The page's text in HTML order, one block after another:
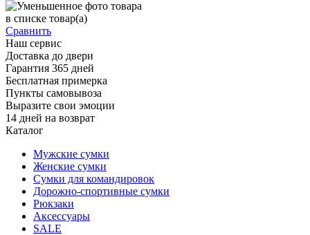
в списке товар(а)
Сравнить
Наш сервис
Доставка до двери
Гарантия 365 дней
Бесплатная примерка
Пункты самовывоза
Выразите свои эмоции
14 дней на возврат
Каталог
Мужские сумки
Женские сумки
Сумки для командировок
Дорожно-спортивные сумки
Рюкзаки
Аксессуары
SALE